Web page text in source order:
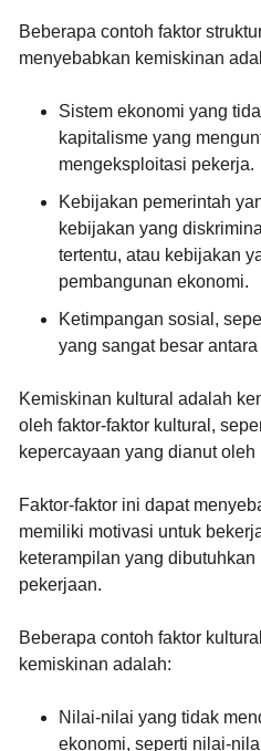
Beberapa contoh faktor
menyebabkan kemiskinan
Sistem ekonomi yang
kapitalisme yang
mengeksploitasi pekerja.
Kebijakan pemerintah
kebijakan yang
tertentu, atau kebijakan
pembangunan ekonomi.
Ketimpangan sosial ,
yang sangat besar
Kemiskinan kultural adalah
oleh faktor-faktor kultural,
kepercayaan yang dianut oleh
Faktor-faktor ini dapat
memiliki motivasi untuk
keterampilan yang
pekerjaan.
Beberapa contoh faktor
kemiskinan adalah:
Nilai-nilai yang tidak
ekonomi, seperti nilai-